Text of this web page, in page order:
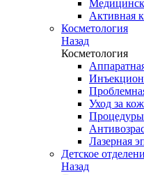
Активная
Косметология
Назад
Косметология
Уход за
Лазерная
Детское
Назад